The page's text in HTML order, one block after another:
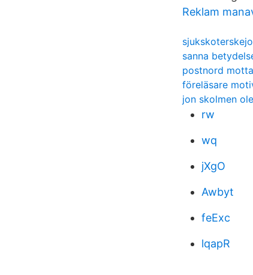
Reklam
sanna
postnord
föreläsare
jon skolmen
rw
wq
jXgO
Awbyt
feExc
lqapR